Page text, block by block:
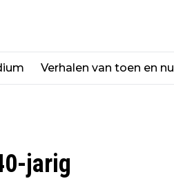
Verhalen van toen en nu
jarig